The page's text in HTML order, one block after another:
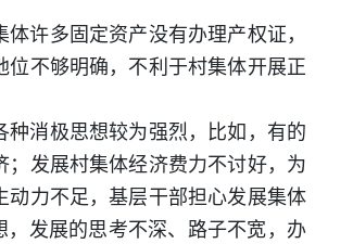
许多固定资产没有办理产权证，
不够明确，不利于村集体开展正
种消极思想较为强烈，比如，有的
发展村集体经济费力不讨好，为
力不足，基层干部担心发展集体
发展的思考不深、路子不宽，办